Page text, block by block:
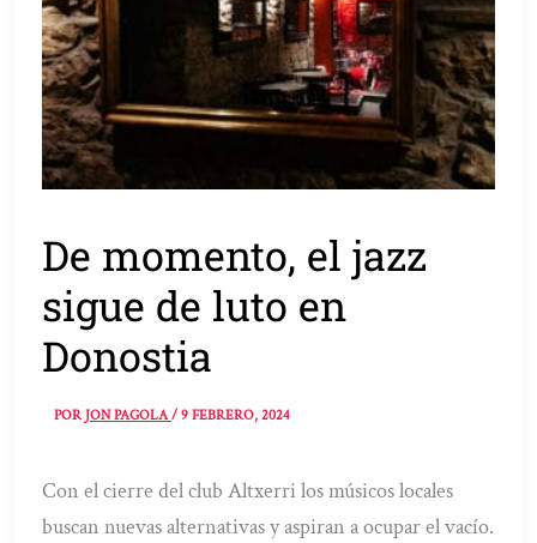
De momento, el jazz
sigue de luto en
Donostia
PORJON PAGOLA/9 FEBRERO, 2024
Con el cierre del club Altxerri los músicos locales
buscan nuevas alternativas y aspiran a ocupar el vacío.